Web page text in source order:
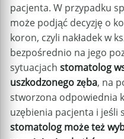
pacjenta. W przypadku
może podjąć decyzję o
koron, czyli nakładek w
bezpośrednio na jego
sytuacjach stomatolog
uszkodzonego zęba, na
stworzona odpowiednia
uzębienia pacjenta i jeśli
stomatolog może też